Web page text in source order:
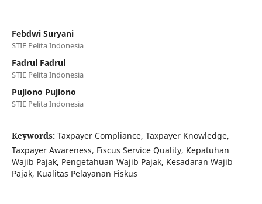
Febdwi Suryani
STIE Pelita Indonesia
Fadrul Fadrul
STIE Pelita Indonesia
Pujiono Pujiono
STIE Pelita Indonesia
Keywords: Taxpayer Compliance, Taxpayer Knowledge,
Taxpayer Awareness, Fiscus Service Quality, Kepatuhan
Wajib Pajak, Pengetahuan Wajib Pajak, Kesadaran Wajib
Pajak, Kualitas Pelayanan Fiskus